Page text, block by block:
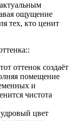
ощущение
тех, кто ценит
оттенок создаёт
помещение
и
чистота
цвет